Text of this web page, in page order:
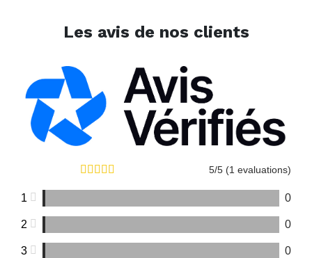
Les avis de nos clients
5/5 (1 evaluations)
1 0
2 0
3 0